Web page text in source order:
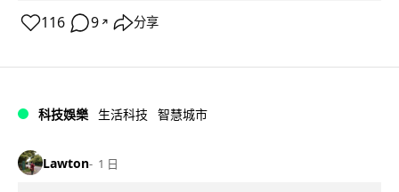
116 9 ↗ 分享
科技娛樂 生活科技 智慧城市
Lawton 1 日